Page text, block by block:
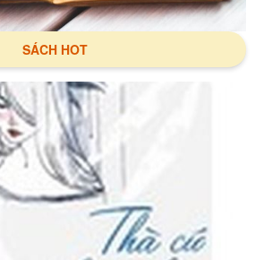
SÁCH HOT